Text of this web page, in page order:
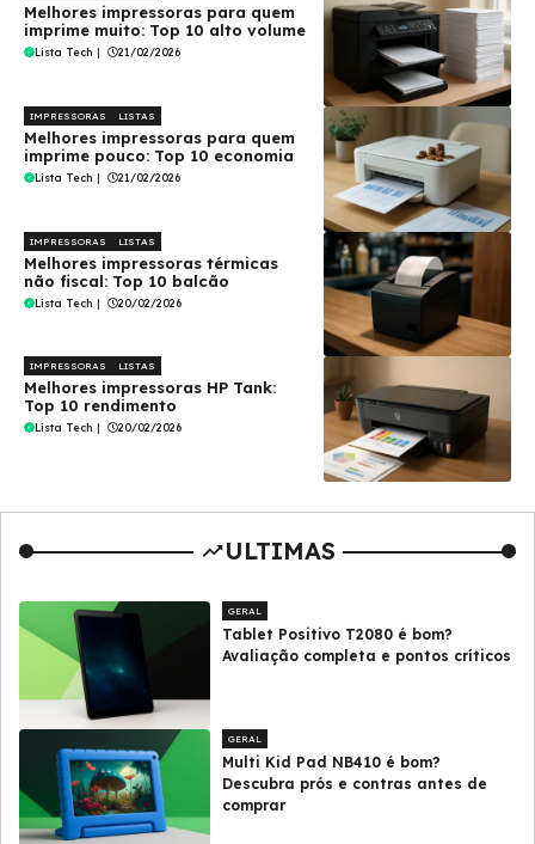
Melhores impressoras para quem
imprime muito: Top 10 alto volume
Lista Tech | 21/02/2026
IMPRESSORAS LISTAS
Melhores impressoras para quem
imprime pouco: Top 10 economia
Lista Tech | 21/02/2026
IMPRESSORAS LISTAS
Melhores impressoras térmicas
não fiscal: Top 10 balcão
Lista Tech | 20/02/2026
IMPRESSORAS LISTAS
Melhores impressoras HP Tank:
Top 10 rendimento
Lista Tech | 20/02/2026
ULTIMAS
GERAL
Tablet Positivo T2080 é bom?
Avaliação completa e pontos críticos
GERAL
Multi Kid Pad NB410 é bom?
Descubra prós e contras antes de
comprar